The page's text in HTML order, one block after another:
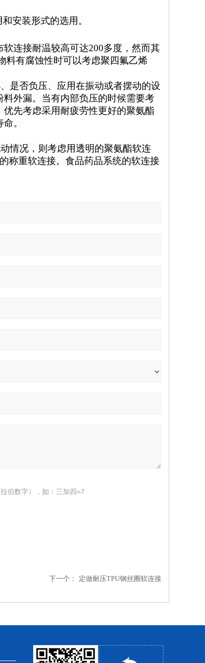
安装形式的选用。
连接耐温较高可达200多度，然而其
料有腐蚀性时可以考虑聚四氟乙烯
是否负压、应用在振动或者摆动的设
外漏。当有内部负压的时候需要考
先考虑采用耐疲劳性更好的聚氨酯
。
情况，则考虑用透明的聚氨酯软连
称重软连接。食品药品系统的软连接
伯数字），如：三加四=7
下一个： 定做耐压TPU钢丝圈软连接